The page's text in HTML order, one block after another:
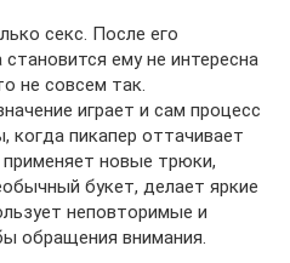
секс. После его
ему не интересна
не совсем так.
играет и сам процесс
когда пикапер оттачивает
новые трюки,
букет, делает яркие
неповторимые и
обращения внимания.